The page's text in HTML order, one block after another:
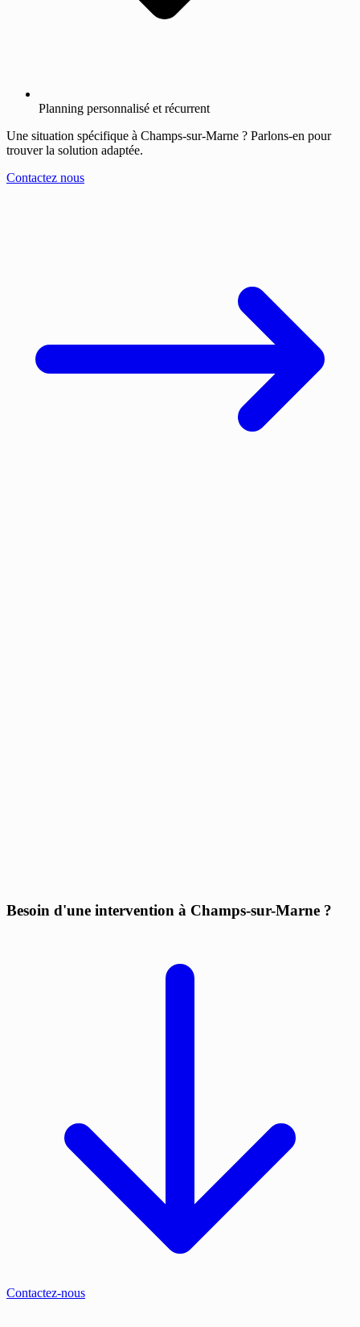
Planning personnalisé et récurrent
Une situation spécifique à Champs-sur-Marne ? Parlons-en pour
trouver la solution adaptée.
Contactez nous
Besoin d'une intervention à Champs-sur-Marne ?
Contactez-nous